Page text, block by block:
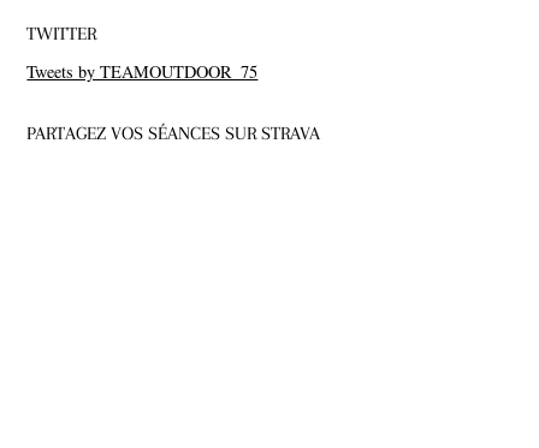
TWITTER
Tweets by TEAMOUTDOOR_75
PARTAGEZ VOS SÉANCES SUR STRAVA